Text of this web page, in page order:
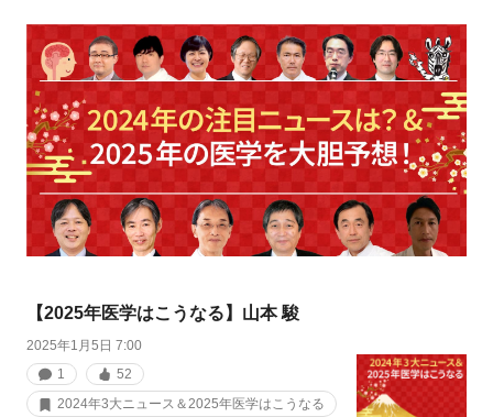
【2025年医学はこうなる】山本 駿
2025年1月5日 7:00
1
52
2024年3大ニュース＆2025年医学はこうなる